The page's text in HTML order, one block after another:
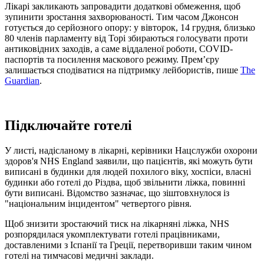
Лікарі закликають запровадити додаткові обмеження, щоб
зупинити зростання захворюваності. Тим часом Джонсон
готується до серйозного опору: у вівторок, 14 грудня, близько
80 членів парламенту від Торі збираються голосувати проти
антиковідних заходів, а саме віддаленої роботи, COVID-
паспортів та посилення маскового режиму. Прем’єру
залишається сподіватися на підтримку лейбористів, пише The
Guardian.
Підключайте готелі
У листі, надісланому в лікарні, керівники Нацслужби охорони
здоров'я NHS England заявили, що пацієнтів, які можуть бути
виписані в будинки для людей похилого віку, хоспіси, власні
будинки або готелі до Різдва, щоб звільнити ліжка, повинні
бути виписані. Відомство зазначає, що зіштовхнулося із
"національним інцидентом" четвертого рівня.
Щоб знизити зростаючий тиск на лікарняні ліжка, NHS
розпорядилася укомплектувати готелі працівниками,
доставленими з Іспанії та Греції, перетворивши таким чином
готелі на тимчасові медичні заклади.